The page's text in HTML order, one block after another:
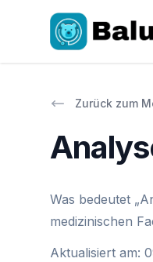
Zurück zum
Was bedeutet
medizinischen
Aktualisiert am: